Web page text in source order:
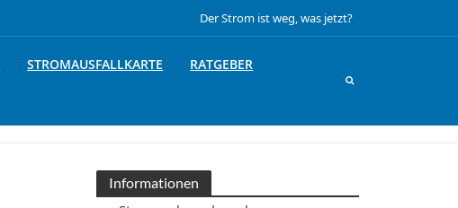
Der Strom ist weg, was jetzt?
STROMAUSFALLKARTE
RATGEBER
Informationen